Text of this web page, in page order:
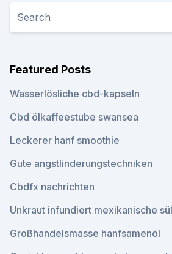
Featured Posts
Wasserlösliche cbd-kapseln
Cbd ölkaffeestube swansea
Leckerer hanf smoothie
Gute angstlinderungstechniken
Cbdfx nachrichten
Unkraut infundiert mexikanische
Großhandelsmasse hanfsamenöl